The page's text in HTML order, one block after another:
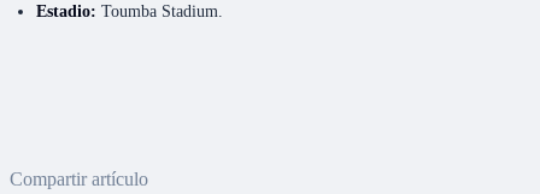
Estadio: Toumba Stadium.
Compartir artículo